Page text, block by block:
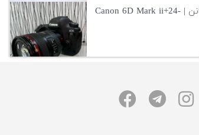
دوربین حرفه‌ای کانن | Canon 6D Mark ii+24-
آگهی بیشتر